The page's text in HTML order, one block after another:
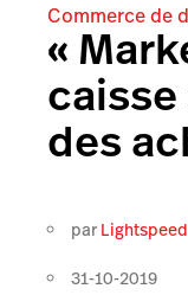
Commerce de
«
caisse
des
par Lightspeed
31-10-2019